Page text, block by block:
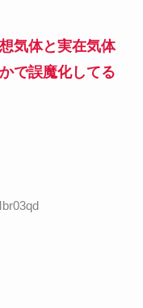
気体と実在気体
で誤魔化してる